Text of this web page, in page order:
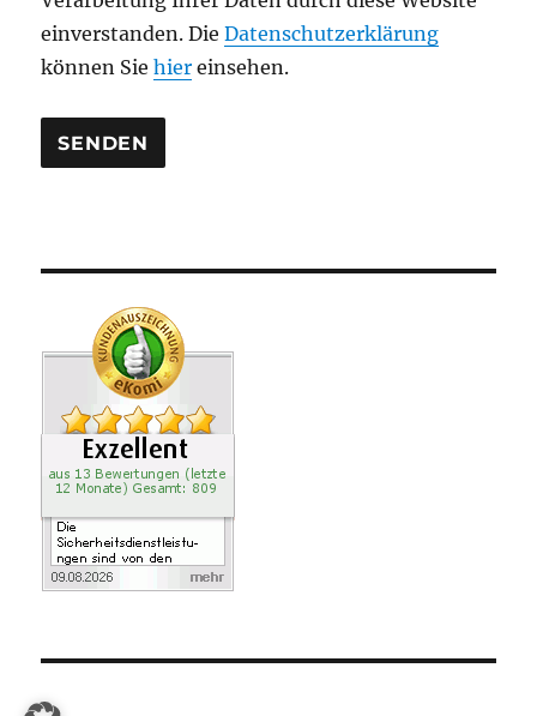
e
r
einverstanden. DieDatenschutzerklärung
können Siehier einsehen.